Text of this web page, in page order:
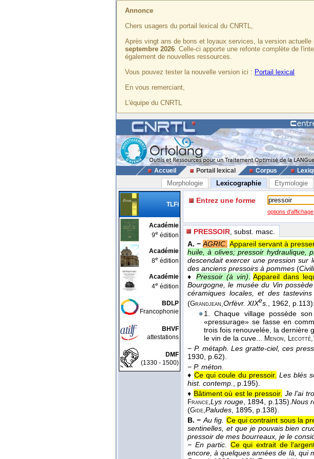
Annonce
Chers usagers du portail lexical du CNRTL,
Après vingt ans de bons et loyaux services, la version
septembre 2026. Celle-ci apporte une refonte complète de
également de nouvelles ressources.
Vous pouvez tester la nouvelle version ici : Portail lexical
En vous remerciant,
L'équipe du CNRTL
Accueil Portail lexical Corpus
Morphologie Lexicographie Etymologie
TLFi
Académie
9e édition
Académie
8e édition
Académie
4e édition
BDLP
Francophonie
BHVF
attestations
DMF
(1330 - 1500)
Entrez une forme
options d'affichage
PRESSOIR , subst. masc.
A. − AGRIC. Appareil servant à
huile, à olives; pressoir hydraulique,
descendait exercer une pression sur
des anciens pressoirs à pommes (
♦ Pressoir (à vin). Appareil dans
Bourgogne, le musée du Vin
céramiques locales, et des
(Grandjean,Orfèvr. XIXes. , 1962 , p.113):
1. Chaque village possède son
«pressurage» se fasse en
trois fois renouvelée, la dernière
le vin de la cuve...
Menon, Lecotté,
− P. métaph. Les gratte-ciel, ces
1930 , p.62).
− P. méton.
♦Ce qui coule du pressoir. Les blés
hist. contemp.
, p.195).
♦ Bâtiment où est le pressoir. Je l'ai
France,Lys rouge, 1894 , p.135). Nous
(Gide,Paludes , 1895 , p.138).
B. − Au fig. Ce qui contraint sous la
sentinelles, et que je pouvais bien
pressoir de mes bourreaux, je le
− En partic. Ce qui extrait de
encore, à quelques années de là, qui